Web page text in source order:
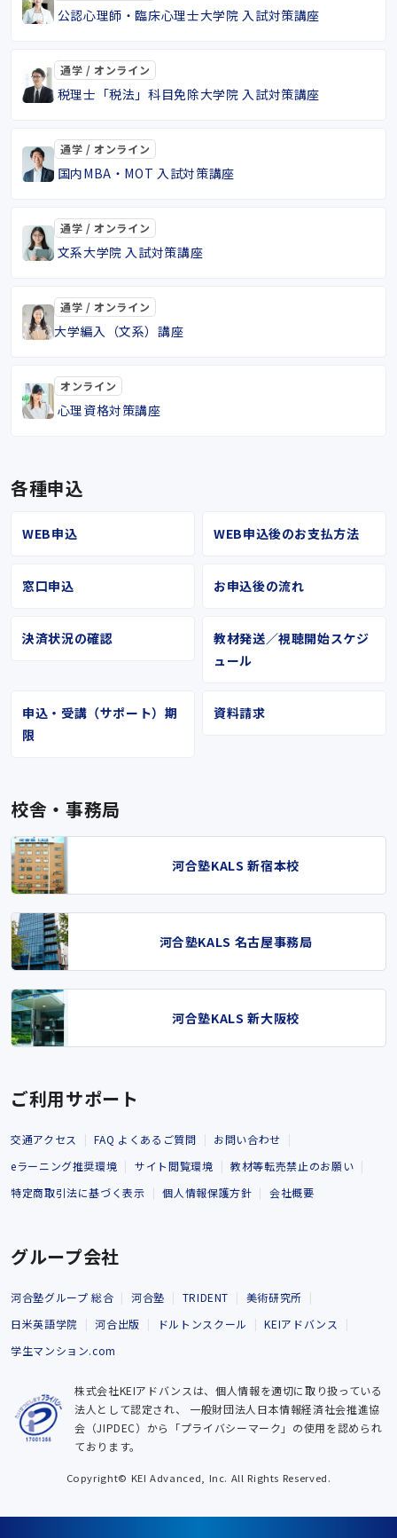
公認心理師・臨床心理士大学院 入試対策講座
通学 / オンライン
税理士「税法」科目免除大学院 入試対策講座
通学 / オンライン
国内MBA・MOT 入試対策講座
通学 / オンライン
文系大学院 入試対策講座
通学 / オンライン
大学編入（文系）講座
オンライン
心理資格対策講座
各種申込
WEB申込 WEB申込後のお支払方法
窓口申込 お申込後の流れ
決済状況の確認
教材発送／視聴開始スケジ
ュール
申込・受講（サポート）期
限
資料請求
校舎・事務局
河合塾KALS 新宿本校
河合塾KALS 名古屋事務局
河合塾KALS 新大阪校
ご利用サポート
交通アクセス FAQ よくあるご質問
お問い合わせ
eラーニング推奨環境
サイト閲覧環境
教材等転売禁止のお願い
特定商取引法に基づく表示
個人情報保護方針 会社概要
グループ会社
河合塾グループ 総合 河合塾 TRIDENT
美術研究所
日米英語学院
河合出版 ドルトンスクール
KEIアドバンス
学生マンション.com
株式会社KEIアドバンスは、個人情報を適切に取り扱っている
法人として認定され、 一般財団法人日本情報経済社会推進協
会（JIPDEC）から「プライバシーマーク」の使用を認められ
ております。
Copyright© KEI Advanced, Inc. All Rights Reserved.